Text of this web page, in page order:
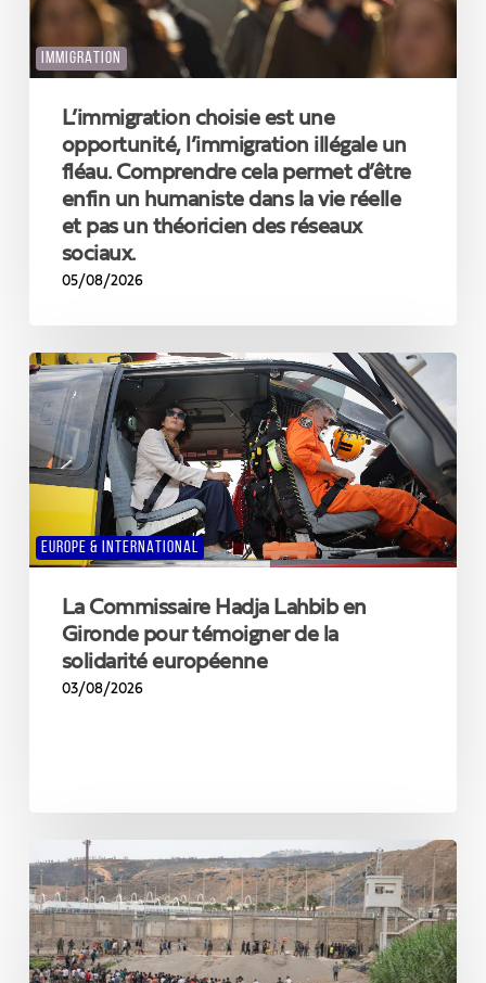
fléau.
Comprendre
cela
d’être
enfin
humaniste
réelle
un
théoricien
des
réseaux
sociaux.
IMMIGRATION
L’immigration choisie est une
opportunité, l’immigration illégale un
fléau. Comprendre cela permet d’être
enfin un humaniste dans la vie réelle
et pas un théoricien des réseaux
sociaux.
05/08/2026
La
Commissaire
Hadja
Lahbib
en
Gironde
pour
témoigner
de
solidarité
européenne
EUROPE & INTERNATIONAL
La Commissaire Hadja Lahbib en
Gironde pour témoigner de la
solidarité européenne
03/08/2026
pourquoi
on
doit
refuser
toute